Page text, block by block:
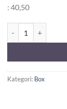
: 40,50
Kategori: Box